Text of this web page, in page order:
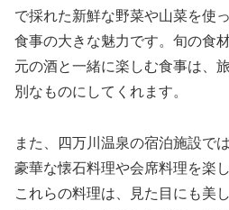
で採れた新鮮な野菜や山菜を使
食事の大きな魅力です。旬の食
元の酒と一緒に楽しむ食事は、
別なものにしてくれます。
また、四万川温泉の宿泊施設で
豪華な懐石料理や会席料理を楽
これらの料理は、見た目にも美